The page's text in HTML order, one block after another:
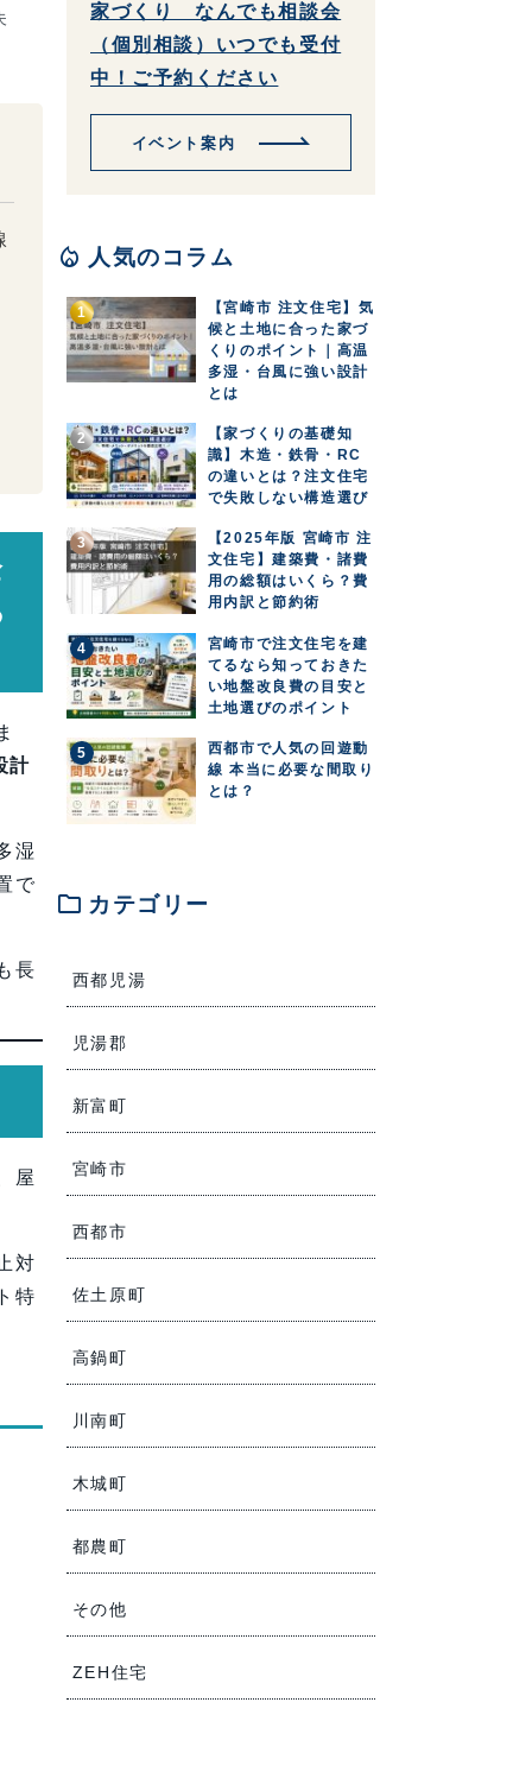
計
湿
で
長
屋
対
特
家づくり なんでも相談会
（個別相談）いつでも受付
中！ご予約ください
イベント案内
local_fire_department 人気のコラム
【宮崎市 注文住宅】気
候と土地に合った家づ
くりのポイント｜高温
多湿・台風に強い設計
とは
【家づくりの基礎知
識】木造・鉄骨・RC
の違いとは？注文住宅
で失敗しない構造選び
【2025年版 宮崎市 注
文住宅】建築費・諸費
用の総額はいくら？費
用内訳と節約術
宮崎市で注文住宅を建
てるなら知っておきた
い地盤改良費の目安と
土地選びのポイント
西都市で人気の回遊動
線 本当に必要な間取り
とは？
folder カテゴリー
西都児湯
児湯郡
新富町
宮崎市
西都市
佐土原町
高鍋町
川南町
木城町
都農町
その他
ZEH住宅